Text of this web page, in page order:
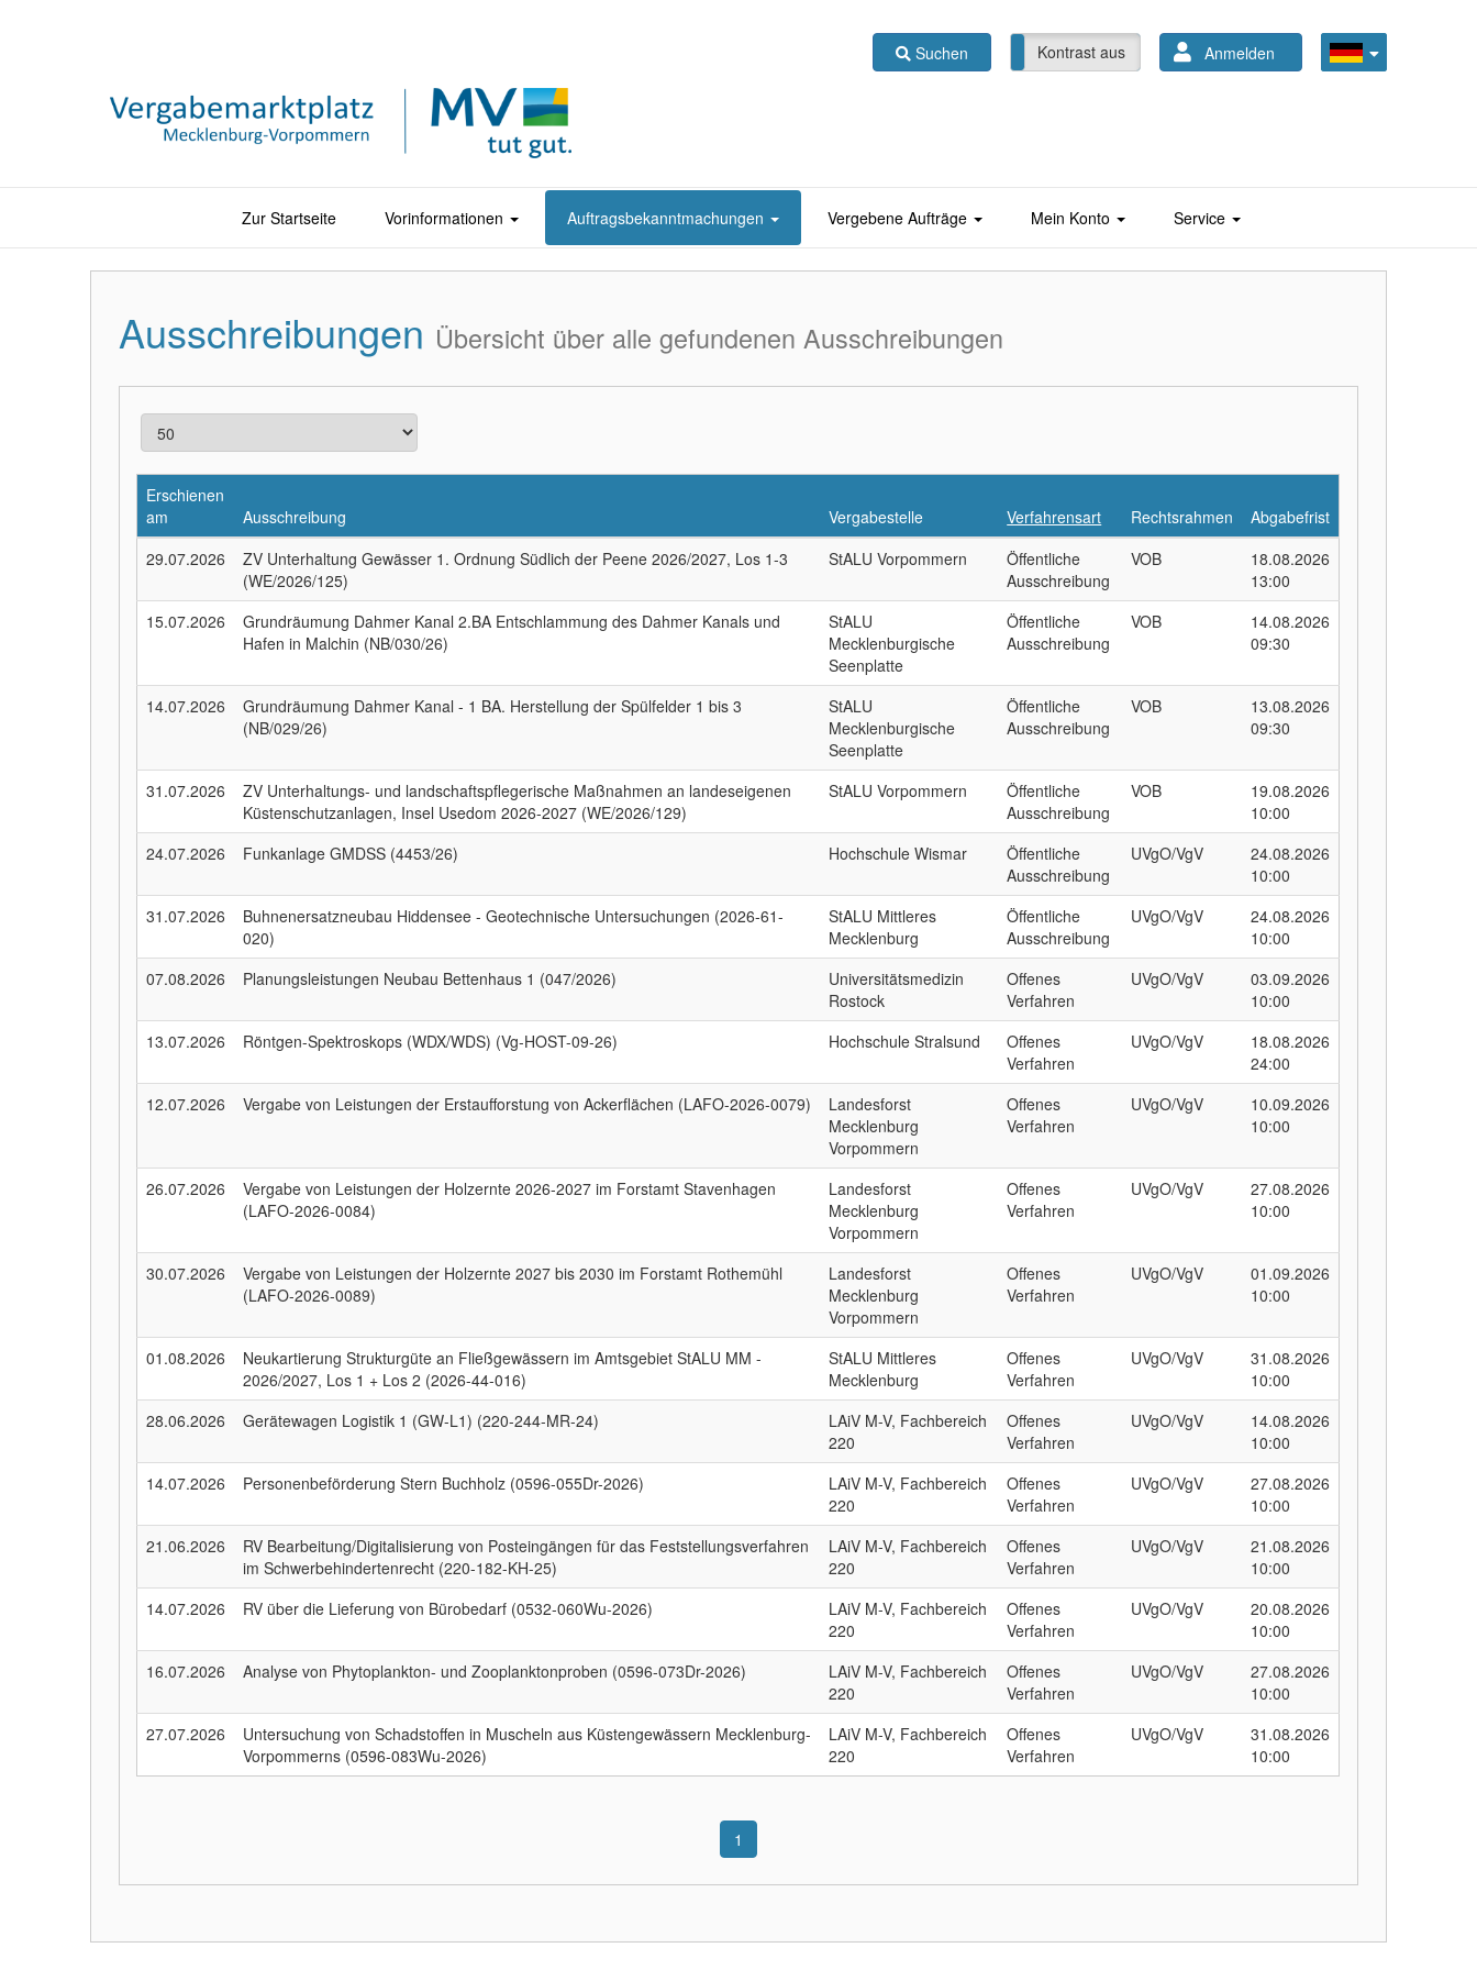
Suchen
Kontrast ein Kontrast aus Anmelden
Zur Startseite Vorinformationen Auftragsbekanntmachungen Vergebene Aufträge Mein Konto Service
Ausschreibungen Übersicht über alle gefundenen Ausschreibungen
Erschienen
am
Ausschreibung Vergabestelle Verfahrensart Rechtsrahmen
Abgabefrist
29.07.2026
ZV Unterhaltung Gewässer 1. Ordnung Südlich der Peene 2026/2027, Los 1-3
(WE/2026/125)
StALU Vorpommern
Öffentliche
Ausschreibung
VOB
18.08.2026
13:00
15.07.2026
Grundräumung Dahmer Kanal 2.BA Entschlammung des Dahmer Kanals und
Hafen in Malchin (NB/030/26)
StALU
Mecklenburgische
Seenplatte
Öffentliche
Ausschreibung
VOB
14.08.2026
09:30
14.07.2026
Grundräumung Dahmer Kanal - 1 BA. Herstellung der Spülfelder 1 bis 3
(NB/029/26)
StALU
Mecklenburgische
Seenplatte
Öffentliche
Ausschreibung
VOB
13.08.2026
09:30
31.07.2026
ZV Unterhaltungs- und landschaftspflegerische Maßnahmen an landeseigenen
Küstenschutzanlagen, Insel Usedom 2026-2027 (WE/2026/129)
StALU Vorpommern
Öffentliche
Ausschreibung
VOB
19.08.2026
10:00
24.07.2026
Funkanlage GMDSS (4453/26) Hochschule Wismar
Öffentliche
Ausschreibung
UVgO/VgV
24.08.2026
10:00
31.07.2026
Buhnenersatzneubau Hiddensee - Geotechnische Untersuchungen (2026-61-
020)
StALU Mittleres
Mecklenburg
Öffentliche
Ausschreibung
UVgO/VgV
24.08.2026
10:00
07.08.2026
Planungsleistungen Neubau Bettenhaus 1 (047/2026)
Universitätsmedizin
Rostock
Offenes
Verfahren
UVgO/VgV
03.09.2026
10:00
13.07.2026
Röntgen-Spektroskops (WDX/WDS) (Vg-HOST-09-26) Hochschule Stralsund
Offenes
Verfahren
UVgO/VgV
18.08.2026
24:00
12.07.2026
Vergabe von Leistungen der Erstaufforstung von Ackerflächen (LAFO-2026-0079)
Landesforst
Mecklenburg
Vorpommern
Offenes
Verfahren
UVgO/VgV
10.09.2026
10:00
26.07.2026
Vergabe von Leistungen der Holzernte 2026-2027 im Forstamt Stavenhagen
(LAFO-2026-0084)
Landesforst
Mecklenburg
Vorpommern
Offenes
Verfahren
UVgO/VgV
27.08.2026
10:00
30.07.2026
Vergabe von Leistungen der Holzernte 2027 bis 2030 im Forstamt Rothemühl
(LAFO-2026-0089)
Landesforst
Mecklenburg
Vorpommern
Offenes
Verfahren
UVgO/VgV
01.09.2026
10:00
01.08.2026
Neukartierung Strukturgüte an Fließgewässern im Amtsgebiet StALU MM -
2026/2027, Los 1 + Los 2 (2026-44-016)
StALU Mittleres
Mecklenburg
Offenes
Verfahren
UVgO/VgV
31.08.2026
10:00
28.06.2026
Gerätewagen Logistik 1 (GW-L1) (220-244-MR-24)
LAiV M-V, Fachbereich
220
Offenes
Verfahren
UVgO/VgV
14.08.2026
10:00
14.07.2026
Personenbeförderung Stern Buchholz (0596-055Dr-2026)
LAiV M-V, Fachbereich
220
Offenes
Verfahren
UVgO/VgV
27.08.2026
10:00
21.06.2026
RV Bearbeitung/Digitalisierung von Posteingängen für das Feststellungsverfahren
im Schwerbehindertenrecht (220-182-KH-25)
LAiV M-V, Fachbereich
220
Offenes
Verfahren
UVgO/VgV
21.08.2026
10:00
14.07.2026
RV über die Lieferung von Bürobedarf (0532-060Wu-2026)
LAiV M-V, Fachbereich
220
Offenes
Verfahren
UVgO/VgV
20.08.2026
10:00
16.07.2026
Analyse von Phytoplankton- und Zooplanktonproben (0596-073Dr-2026)
LAiV M-V, Fachbereich
220
Offenes
Verfahren
UVgO/VgV
27.08.2026
10:00
27.07.2026
Untersuchung von Schadstoffen in Muscheln aus Küstengewässern Mecklenburg-
Vorpommerns (0596-083Wu-2026)
LAiV M-V, Fachbereich
220
Offenes
Verfahren
UVgO/VgV
31.08.2026
10:00
1